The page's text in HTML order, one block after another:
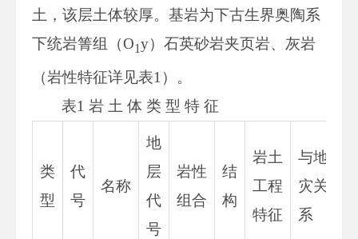
土，该层土体较厚。基岩为下古生界奥陶系
下统岩箐组（O1y）石英砂岩夹页岩、灰岩
（岩性特征详见表1）。
表1 岩 土 体 类 型 特 征
类
型
代
号
名称
地
层
代
号
岩性
组合
结
构
岩土
工程
特征
与地
灾关
系